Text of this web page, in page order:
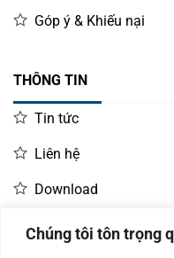
Chúng tôi tôn trọng
Góp ý & Khiếu nại
THÔNG TIN
Tin tức
Liên hệ
Download
LIÊN HỆ MUA HÀNG